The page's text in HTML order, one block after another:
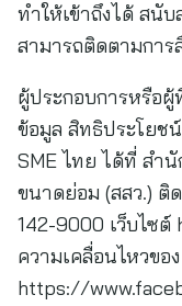
ทำให้เข้าถึงได้ สนั
สามารถติดตามการ
ผู้ประกอบการหรือผู้
ข้อมูล สิทธิประโยช
SME ไทย ได้ที่ สำ
ขนาดย่อม (สสว.) ติ
142-9000 เว็บไซ
ความเคลื่อนไหวขอ
https://